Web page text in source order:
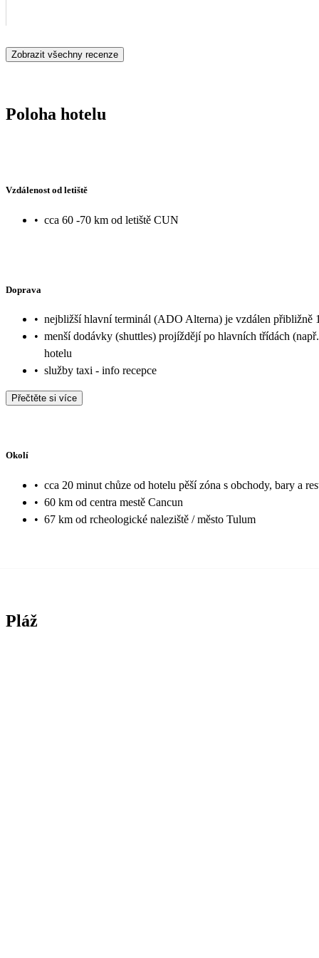
Zobrazit všechny recenze
Poloha hotelu
Vzdálenost od letiště
• cca 60 -70 km od letiště CUN
Doprava
• nejbližší hlavní terminál (ADO Alterna) je vzdálen přibližně
• menší dodávky (shuttles) projíždějí po hlavních třídách
hotelu
• služby taxi - info recepce
Přečtěte si více
Okolí
• cca 20 minut chůze od hotelu pěší zóna s obchody, bary a
• 60 km od centra mestě Cancun
• 67 km od rcheologické naleziště / město Tulum
Pláž